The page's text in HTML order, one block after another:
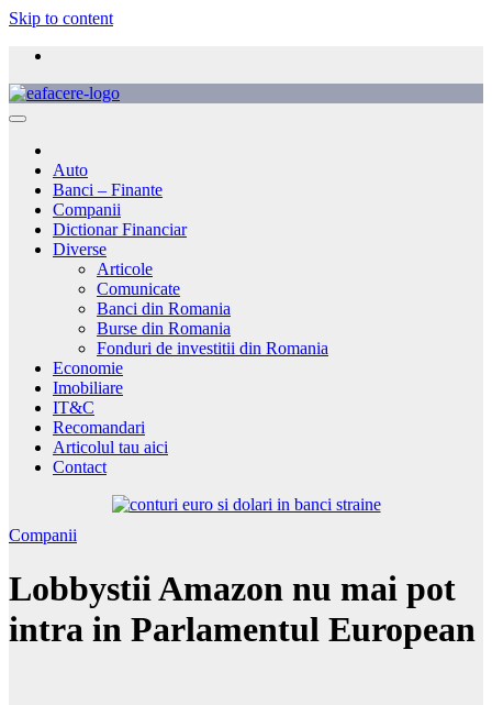
Skip to content
Auto
Banci – Finante
Companii
Dictionar Financiar
Diverse
Articole
Comunicate
Banci din Romania
Burse din Romania
Fonduri de investitii din Romania
Economie
Imobiliare
IT&C
Recomandari
Articolul tau aici
Contact
Companii
Lobbystii Amazon nu mai pot
intra in Parlamentul European